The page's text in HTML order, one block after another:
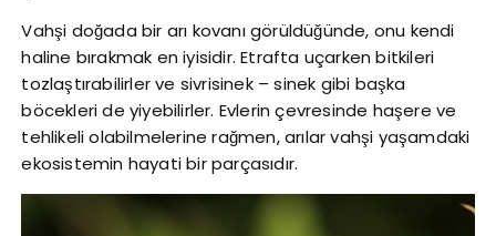
Vahşi doğada bir arı kovanı görüldüğünde, onu kendi
haline bırakmak en iyisidir. Etrafta uçarken bitkileri
tozlaştırabilirler ve sivrisinek – sinek gibi başka
böcekleri de yiyebilirler. Evlerin çevresinde haşere ve
tehlikeli olabilmelerine rağmen, arılar vahşi yaşamdaki
ekosistemin hayati bir parçasıdır.